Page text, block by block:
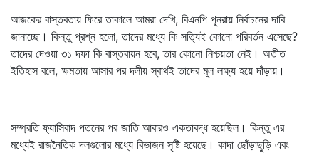
আজকের বাস্তবতায় ফিরে তাকালে আমরা দেখি, বিএনপি পুনরায় নির্বাচনের দাবি
জানাচ্ছে। কিন্তু প্রশ্ন হলো, তাদের মধ্যে কি সত্যিই কোনো পরিবর্তন এসেছে?
তাদের দেওয়া ৩১ দফা কি বাস্তবায়ন হবে, তার কোনো নিশ্চয়তা নেই। অতীত
ইতিহাস বলে, ক্ষমতায় আসার পর দলীয় স্বার্থই তাদের মূল লক্ষ্য হয়ে দাঁড়ায়।
সম্প্রতি ফ্যাসিবাদ পতনের পর জাতি আবারও একতাবদ্ধ হয়েছিল। কিন্তু এর
মধ্যেই রাজনৈতিক দলগুলোর মধ্যে বিভাজন সৃষ্টি হয়েছে। কাদা ছোঁড়াছুড়ি এবং